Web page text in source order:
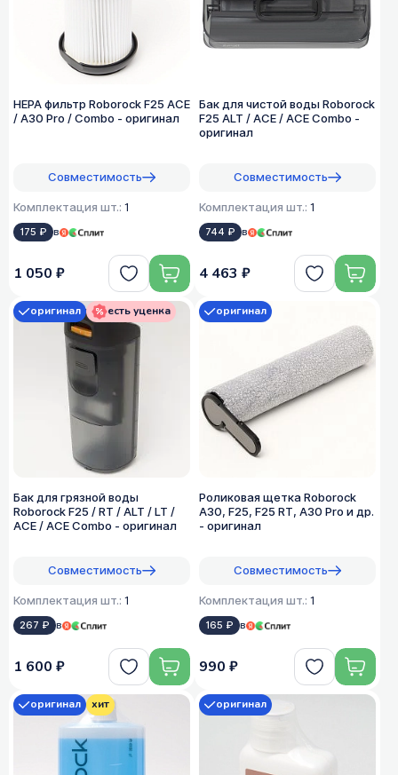
HEPA фильтр Roborock F25 ACE
/ A30 Pro / Combo - оригинал
Совместимость
Комплектация шт.: 1
175 ₽ в
1 050 ₽
Бак для чистой воды Roborock
F25 ALT / ACE / ACE Combo -
оригинал
Совместимость
Комплектация шт.: 1
744 ₽ в
4 463 ₽
Бак для грязной воды
Roborock F25 / RT / ALT / LT /
ACE / ACE Combo - оригинал
Совместимость
Комплектация шт.: 1
267 ₽ в
оригинал есть уценка
1 600 ₽
Роликовая щетка Roborock
A30, F25, F25 RT, A30 Pro и др.
- оригинал
Совместимость
Комплектация шт.: 1
165 ₽ в
оригинал
990 ₽
оригинал хит оригинал